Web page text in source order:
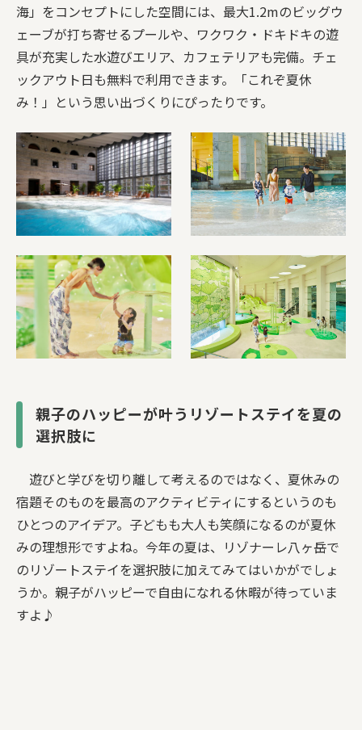
海」をコンセプトにした空間には、最大1.2mのビッグウ
ェーブが打ち寄せるプールや、ワクワク・ドキドキの遊
具が充実した水遊びエリア、カフェテリアも完備。チェ
ックアウト日も無料で利用できます。「これぞ夏休
み！」という思い出づくりにぴったりです。
親子のハッピーが叶うリゾートステイを夏の
選択肢に
遊びと学びを切り離して考えるのではなく、夏休みの
宿題そのものを最高のアクティビティにするというのも
ひとつのアイデア。子どもも大人も笑顔になるのが夏休
みの理想形ですよね。今年の夏は、リゾナーレ八ヶ岳で
のリゾートステイを選択肢に加えてみてはいかがでしょ
うか。親子がハッピーで自由になれる休暇が待っていま
すよ♪